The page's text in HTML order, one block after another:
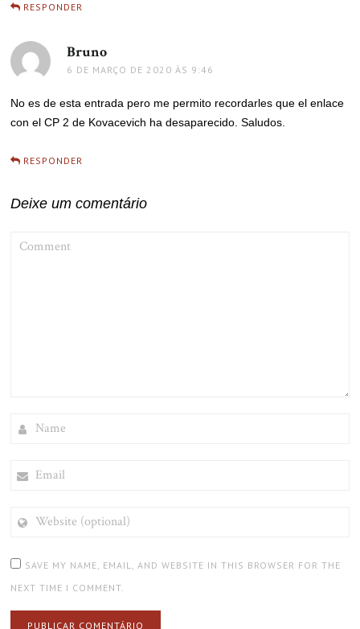
RESPONDER
Bruno
6 DE MARÇO DE 2020 ÀS 9:46
No es de esta entrada pero me permito recordarles que el enlace
con el CP 2 de Kovacevich ha desaparecido. Saludos.
RESPONDER
Deixe um comentário
(OPTIONAL)
SAVE MY NAME, EMAIL, AND WEBSITE IN THIS BROWSER FOR THE
NEXT TIME I COMMENT.